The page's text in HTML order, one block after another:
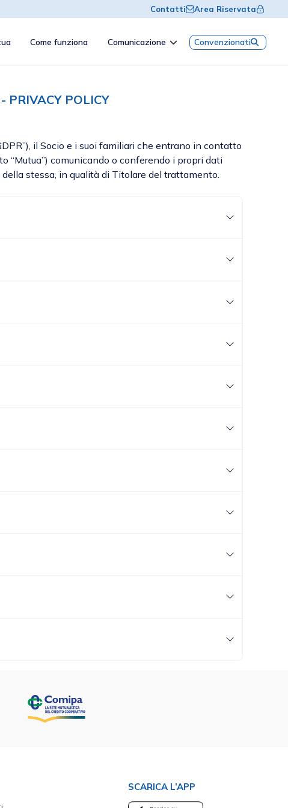
Contatti Area Riservata
Come funziona Comunicazione Convenzionati
PRIVACY POLICY
il Socio e i suoi familiari che entrano in contatto
“Mutua”) comunicando o conferendo i propri dati
stessa, in qualità di Titolare del trattamento.
SCARICA L’APP